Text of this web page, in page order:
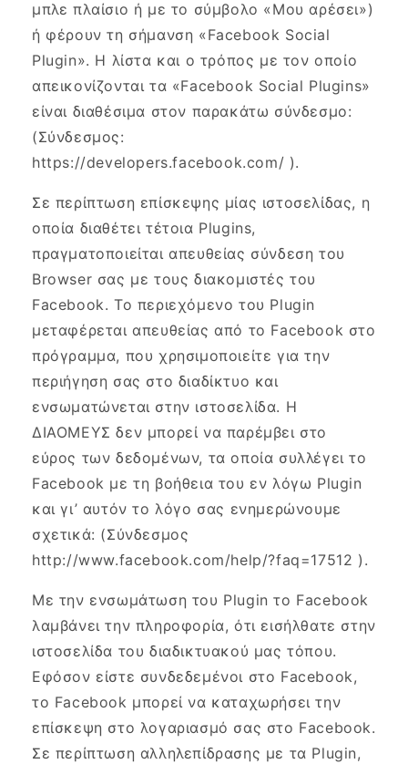
μπλε πλαίσιο ή με το σύμβολο «Μου αρέσει»)
ή φέρουν τη σήμανση «Facebook Social
Plugin». Η λίστα και ο τρόπος με τον οποίο
απεικονίζονται τα «Facebook Social Plugins»
είναι διαθέσιμα στον παρακάτω σύνδεσμο:
(Σύνδεσμος:
https://developers.facebook.com/ ).
Σε περίπτωση επίσκεψης μίας ιστοσελίδας, η
οποία διαθέτει τέτοια Plugins,
πραγματοποιείται απευθείας σύνδεση του
Browser σας με τους διακομιστές του
Facebook. Το περιεχόμενο του Plugin
μεταφέρεται απευθείας από το Facebook στο
πρόγραμμα, που χρησιμοποιείτε για την
περιήγηση σας στο διαδίκτυο και
ενσωματώνεται στην ιστοσελίδα. Η
ΔΙΑΟΜΕΥΣ δεν μπορεί να παρέμβει στο
εύρος των δεδομένων, τα οποία συλλέγει το
Facebook με τη βοήθεια του εν λόγω Plugin
και γι’ αυτόν το λόγο σας ενημερώνουμε
σχετικά: (Σύνδεσμος
http://www.facebook.com/help/?faq=17512 ).
Με την ενσωμάτωση του Plugin το Facebook
λαμβάνει την πληροφορία, ότι εισήλθατε στην
ιστοσελίδα του διαδικτυακού μας τόπου.
Εφόσον είστε συνδεδεμένοι στο Facebook,
το Facebook μπορεί να καταχωρήσει την
επίσκεψη στο λογαριασμό σας στο Facebook.
Σε περίπτωση αλληλεπίδρασης με τα Plugin,